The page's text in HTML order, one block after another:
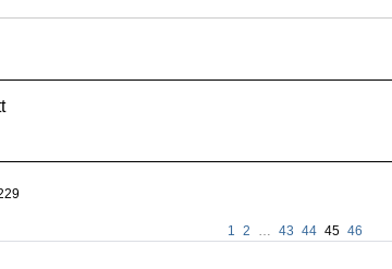
1 2 … 43 44 45 46